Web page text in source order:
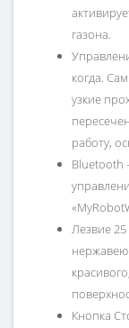
газона.
когда.
узкие
работу,
Bluetooth
Лезвие
Кнопка